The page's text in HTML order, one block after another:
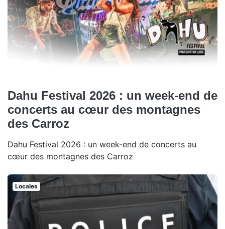
Dahu Festival 2026 : un week-end de
concerts au cœur des montagnes
des Carroz
Dahu Festival 2026 : un week-end de concerts au
cœur des montagnes des Carroz
Locales